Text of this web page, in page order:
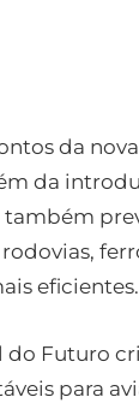
da
da
também
eficientes.
do Futuro
para